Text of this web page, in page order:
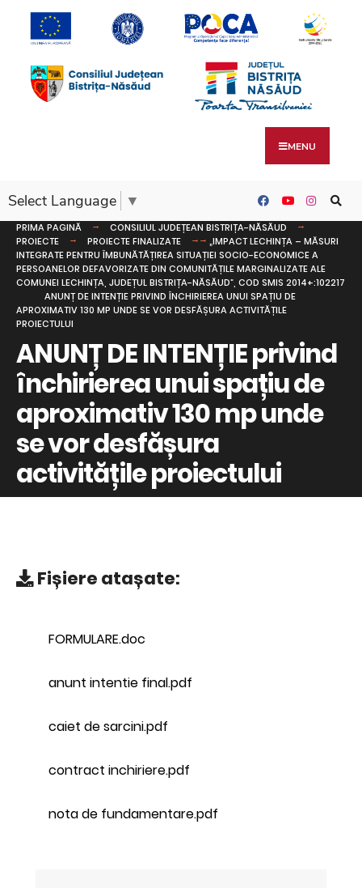
MENU
Select Language ▼
PRIMA PAGINĂ
CONSILIUL JUDEȚEAN BISTRIȚA-NĂSĂUD
PROIECTE
PROIECTE FINALIZATE
„IMPACT LECHINȚA – MĂSURI
INTEGRATE PENTRU ÎMBUNĂTĂȚIREA SITUAȚIEI SOCIO-ECONOMICE A
PERSOANELOR DEFAVORIZATE DIN COMUNITĂȚILE MARGINALIZATE ALE
COMUNEI LECHINȚA, JUDEȚUL BISTRIȚA-NĂSĂUD”, COD SMIS 2014+:102217
ANUNȚ DE INTENȚIE PRIVIND ÎNCHIRIEREA UNUI SPAȚIU DE
APROXIMATIV 130 MP UNDE SE VOR DESFĂȘURA ACTIVITĂȚILE
PROIECTULUI
ANUNȚ DE INTENȚIE privind
închirierea unui spațiu de
aproximativ 130 mp unde
se vor desfășura
activitățile proiectului
Fișiere atașate:
FORMULARE.doc
anunt intentie final.pdf
caiet de sarcini.pdf
contract inchiriere.pdf
nota de fundamentare.pdf